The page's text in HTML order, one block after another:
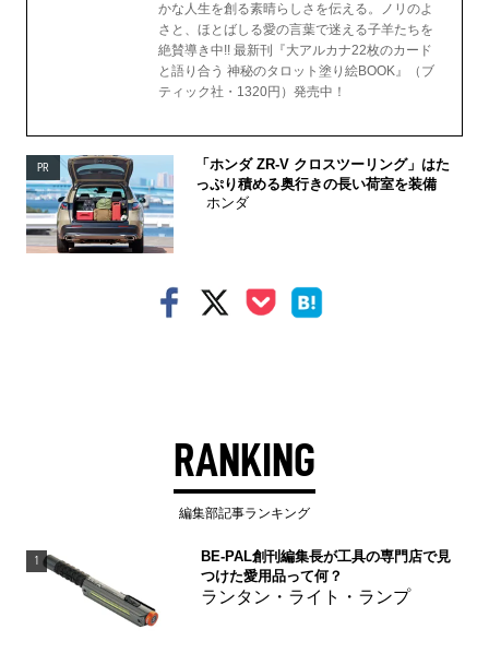
かな人生を創る素晴らしさを伝える。ノリのよ
さと、ほとばしる愛の言葉で迷える子羊たちを
絶賛導き中!! 最新刊『大アルカナ22枚のカード
と語り合う 神秘のタロット塗り絵BOOK』（ブ
ティック社・1320円）発売中！
PR
「ホンダ ZR-V クロスツーリング」はた
っぷり積める奥行きの長い荷室を装備
ホンダ
RANKING
編集部記事ランキング
1
BE-PAL創刊編集長が工具の専門店で見
つけた愛用品って何？
ランタン・ライト・ランプ